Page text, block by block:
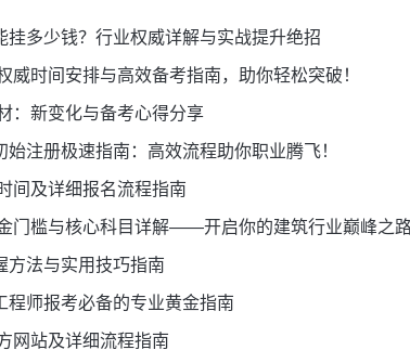
挂多少钱？行业权威详解与实战提升绝招
威时间安排与高效备考指南，助你轻松突破！
：新变化与备考心得分享
始注册极速指南：高效流程助你职业腾飞！
间及详细报名流程指南
门槛与核心科目详解——开启你的建筑行业巅峰之
方法与实用技巧指南
师报考必备的专业黄金指南
网站及详细流程指南